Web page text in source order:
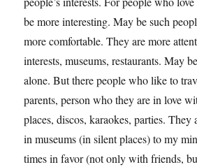
be more interesting. May be such
more comfortable. They are more
interests, museums, restaurants. May
alone. But there people who like to
parents, person who they are in love
places, discos, karaokes, parties. They
in museums (in silent places) to my
times in favor (not only with friends,